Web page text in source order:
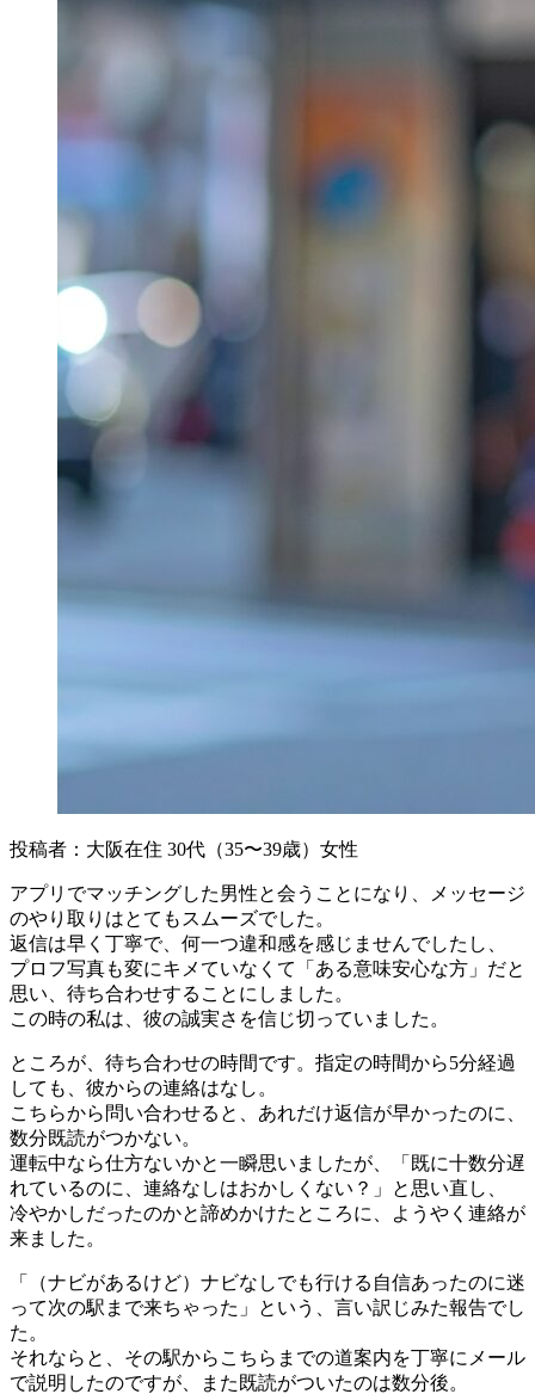
投稿者：大阪在住 30代（35〜39歳）女性
アプリでマッチングした男性と会うことになり、メッセージ
のやり取りはとてもスムーズでした。
返信は早く丁寧で、何一つ違和感を感じませんでしたし、
プロフ写真も変にキメていなくて「ある意味安心な方」だと
思い、待ち合わせすることにしました。
この時の私は、彼の誠実さを信じ切っていました。
ところが、待ち合わせの時間です。指定の時間から5分経過
しても、彼からの連絡はなし。
こちらから問い合わせると、あれだけ返信が早かったのに、
数分既読がつかない。
運転中なら仕方ないかと一瞬思いましたが、「既に十数分遅
れているのに、連絡なしはおかしくない？」と思い直し、
冷やかしだったのかと諦めかけたところに、ようやく連絡が
来ました。
「（ナビがあるけど）ナビなしでも行ける自信あったのに迷
って次の駅まで来ちゃった」という、言い訳じみた報告でし
た。
それならと、その駅からこちらまでの道案内を丁寧にメール
で説明したのですが、また既読がついたのは数分後。